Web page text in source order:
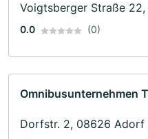
Voigtsberger Straße
0.0 (0)
Omnibusunternehmen
Dorfstr. 2, 08626 Adorf